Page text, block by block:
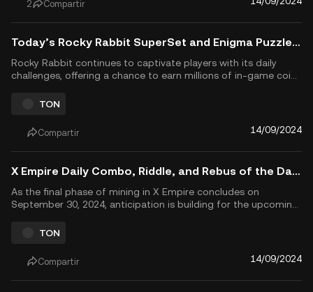
Combo Diario de Hamster Kombat de
hoy: completa tus tareas diarias para...
2 Compartir
Today’s Rocky Rabbit SuperSet and Enigma Puzzle Solutions for September 14, 2024
Rocky Rabbit continues to captivate players with its daily
challenges, offering a chance to earn millions of in-game coins
Rocky Rabbit airdrop on September 21. If you're looking to
boost your earnings today, you&rsquo;ve come to the right
place...
TON
Compartir 14/09/2024
X Empire Daily Combo, Riddle, and Rebus of the Day Answers for September 14, 2024
As the final phase of mining in X Empire concludes on
September 30, 2024, anticipation is building for the upcoming
engaged in the game, X Empire is on the rise, introducing new
features such as pre-market trading with NFT vouchers. In thi...
TON
Compartir 14/09/2024